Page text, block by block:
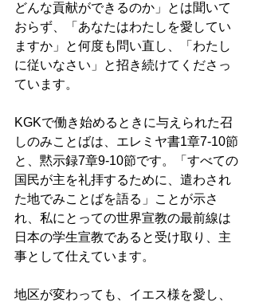
どんな貢献ができるのか」とは聞いて
おらず、「あなたはわたしを愛してい
ますか」と何度も問い直し、「わたし
に従いなさい」と招き続けてくださっ
ています。
KGKで働き始めるときに与えられた召
しのみことばは、エレミヤ書1章7-10節
と、黙示録7章9-10節です。「すべての
国民が主を礼拝するために、遣わされ
た地でみことばを語る」ことが示さ
れ、私にとっての世界宣教の最前線は
日本の学生宣教であると受け取り、主
事として仕えています。
地区が変わっても、イエス様を愛し、